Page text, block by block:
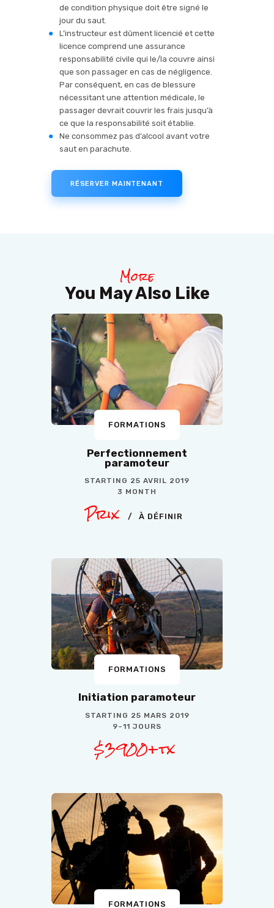
de condition physique doit être signé le
jour du saut.
L’instructeur est dûment licencié et cette
licence comprend une assurance
responsabilité civile qui le/la couvre ainsi
que son passager en cas de négligence.
Par conséquent, en cas de blessure
nécessitant une attention médicale, le
passager devrait couvrir les frais jusqu’à
ce que la responsabilité soit établie.
Ne consommez pas d’alcool avant votre
saut en parachute.
RÉSERVER MAINTENANT
More
You May Also Like
FORMATIONS
Perfectionnement
paramoteur
STARTING 25 AVRIL 2019
3 MONTH
Prix À DÉFINIR
FORMATIONS
Initiation paramoteur
STARTING 25 MARS 2019
9~11 JOURS
$3900+tx
FORMATIONS